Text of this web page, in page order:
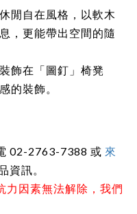
閒自在風格，以軟木
，更能帶出空間的隨
飾在「圖釘」椅凳
的裝飾。
02-2763-7388 或 來
資訊。
力因素無法解除，我們